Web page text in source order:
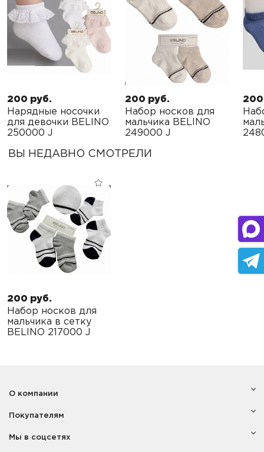
200 руб.
Нарядные носочки
для девочки BELINO
250000 J
200 руб.
Набор носков для
мальчика BELINO
249000 J
200
ВЫ НЕДАВНО СМОТРЕЛИ
200 руб.
Набор носков для
мальчика в сетку
BELINO 217000 J
Покупателям
О компании
Мы в соцсетях